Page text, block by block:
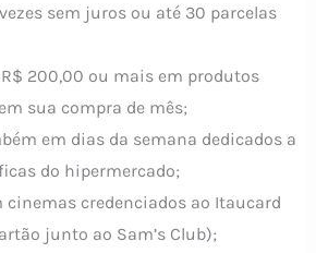
sem juros ou até 30 parcelas
200,00 ou mais em produtos
sua compra de mês;
em dias da semana dedicados a
do hipermercado;
cinemas credenciados ao Itaucard
junto ao Sam’s Club);